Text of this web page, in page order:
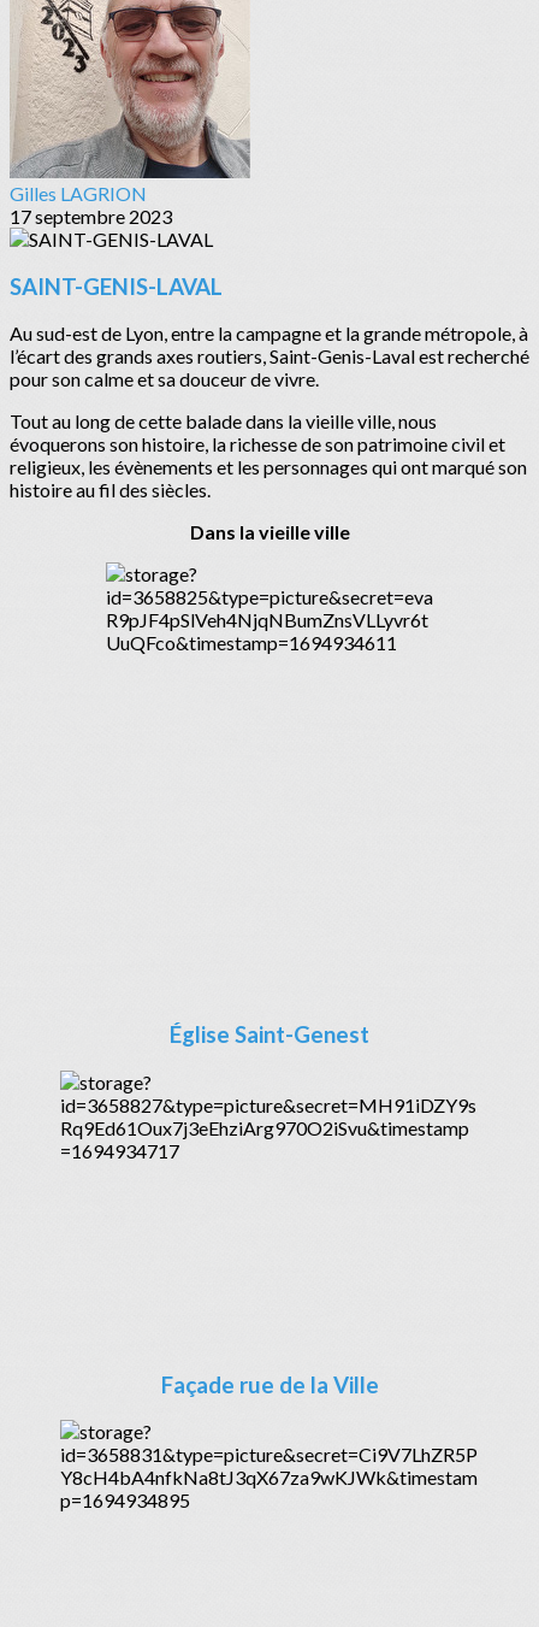
Gilles LAGRION
17 septembre 2023
SAINT-GENIS-LAVAL
Au sud-est de Lyon, entre la campagne et la grande métropole, à
l’écart des grands axes routiers, Saint-Genis-Laval est recherché
pour son calme et sa douceur de vivre.
Tout au long de cette balade dans la vieille ville, nous
évoquerons son histoire, la richesse de son patrimoine civil et
religieux, les évènements et les personnages qui ont marqué son
histoire au fil des siècles.
Dans la vieille ville
Église Saint-Genest
Façade rue de la Ville